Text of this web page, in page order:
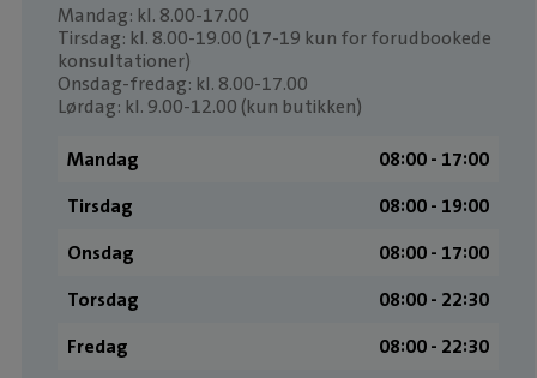
Mandag: kl. 8.00-17.00
Tirsdag: kl. 8.00-19.00 (17-19 kun for forudbookede
konsultationer)
Onsdag-fredag: kl. 8.00-17.00
Lørdag: kl. 9.00-12.00 (kun butikken)
Mandag
08:00 ­- 17:00
Tirsdag
08:00 ­- 19:00
Onsdag
08:00 ­- 17:00
Torsdag
08:00 ­- 22:30
Fredag
08:00 ­- 22:30